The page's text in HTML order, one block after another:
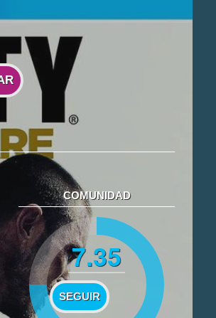
COMUNIDAD
7.35
SEGUIR